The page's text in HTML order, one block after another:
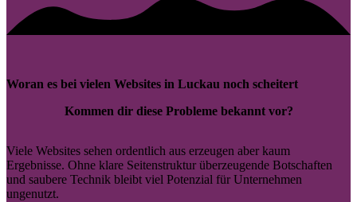
Woran es bei vielen Websites in Luckau noch scheitert
Kommen dir diese Probleme bekannt vor?
Viele Websites sehen ordentlich aus erzeugen aber kaum
Ergebnisse. Ohne klare Seitenstruktur überzeugende Botschaften
und saubere Technik bleibt viel Potenzial für Unternehmen
ungenutzt.